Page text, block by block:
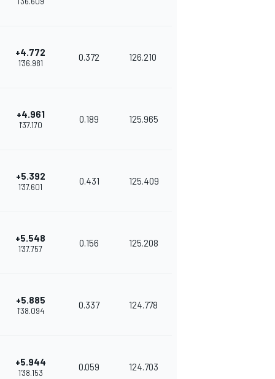
+4.772
1'36.981
0.372 126.210
+4.961
1'37.170
0.189 125.965
+5.392
1'37.601
0.431 125.409
+5.548
1'37.757
0.156 125.208
+5.885
1'38.094
0.337 124.778
+5.944
1'38.153
0.059 124.703